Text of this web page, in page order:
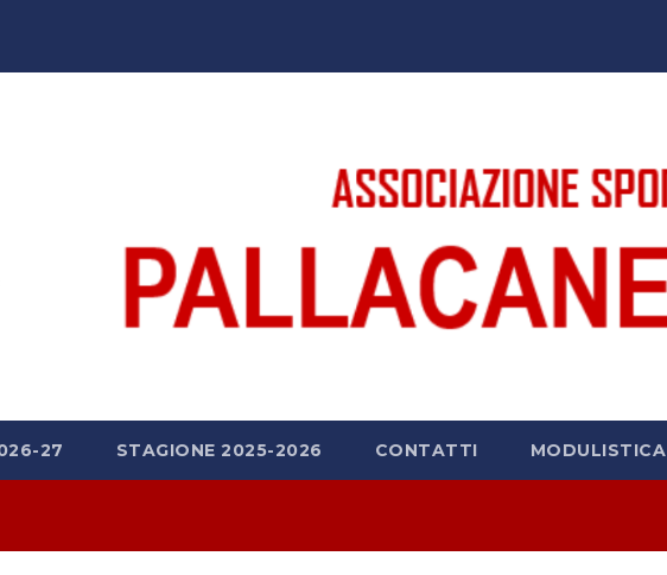
27 STAGIONE 2025-2026 CONTATTI MODULISTICA